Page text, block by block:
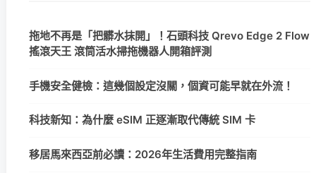
拖地不再是「把髒水抹開」！石頭科技 Qrevo Edge 2 Flow
搖滾天王 滾筒活水掃拖機器人開箱評測
手機安全健檢：這幾個設定沒關，個資可能早就在外流！
科技新知：為什麼 eSIM 正逐漸取代傳統 SIM 卡
移居馬來西亞前必讀：2026年生活費用完整指南